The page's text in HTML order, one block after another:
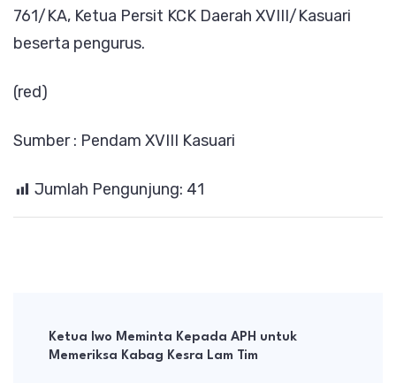
761/KA, Ketua Persit KCK Daerah XVIII/Kasuari
beserta pengurus.
(red)
Sumber : Pendam XVIII Kasuari
Jumlah Pengunjung: 41
Navigation
Ketua Iwo Meminta Kepada APH untuk
Memeriksa Kabag Kesra Lam Tim